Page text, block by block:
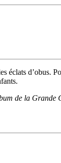
d’obus.
de la Grande